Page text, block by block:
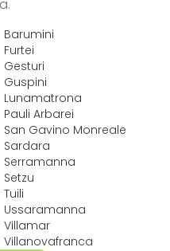
Barumini
Furtei
Gesturi
Guspini
Lunamatrona
Pauli Arbarei
San Gavino Monreale
Sardara
Serramanna
Setzu
Tuili
Ussaramanna
Villamar
Villanovafranca